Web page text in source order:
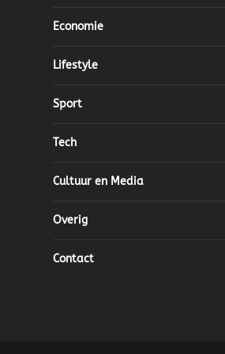
Economie
Lifestyle
Sport
Tech
Cultuur en Media
Overig
Contact